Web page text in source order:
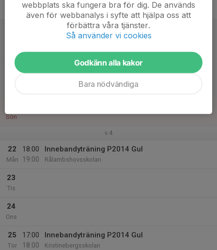
Match mot Karlbergs BK (C)
Pantamera Pojkar Blå Lättlätt F Vår
Match mot Nacka IBK (E)
S:t Erikshallen
Sön
v.4
22
Mån
18:00
19:00
Innebandyträning P2014 Gul
Rålambshovsskolan
23
Tis
24
Ons
25
Tor
17:00
18:00
Innebandyträning P2014 Gul
Kristinebergsskolan
webbplats ska fungera bra för dig. De används
även för webbanalys i syfte att hjälpa oss att
förbättra våra tjänster.
Så använder vi cookies
Godkänn alla kakor
Bara nödvändiga